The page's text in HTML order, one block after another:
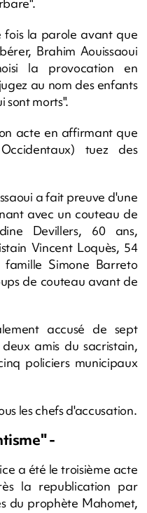
la parole avant que
Brahim Aouissaoui
la provocation en
au nom des enfants
sont morts".
acte en affirmant que
tuez des
a fait preuve d'une
avec un couteau de
Devillers, 60 ans,
Vincent Loquès, 54
Simone Barreto
de couteau avant de
accusé de sept
amis du sacristain,
policiers municipaux
les chefs d'accusation.
-
a été le troisième acte
la republication par
du prophète Mahomet,